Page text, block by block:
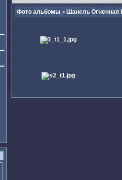
Фото альбомы > Шанель Огненная